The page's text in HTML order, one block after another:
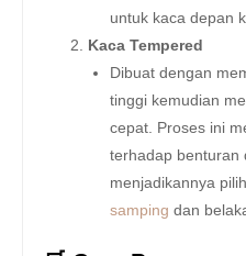
untuk kaca depan
Kaca Tempered
Dibuat dengan
tinggi kemudian
cepat. Proses ini
terhadap benturan
menjadikannya
samping dan